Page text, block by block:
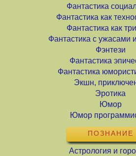
Фантастика
Фантастика как
Фантастика как
Фантастика с ужасами
Фэнтези
Фантастика
Фантастика
Экшн,
Эротика
Юмор
Юмор
ПОЗНАНИЕ
Астрология и